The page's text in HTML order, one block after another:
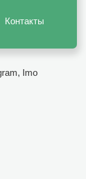
Контакты
Imo